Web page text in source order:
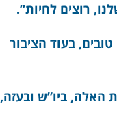
רוצים לחיות”.
בעוד הציבור
האלה, ביו”ש ובעזה,